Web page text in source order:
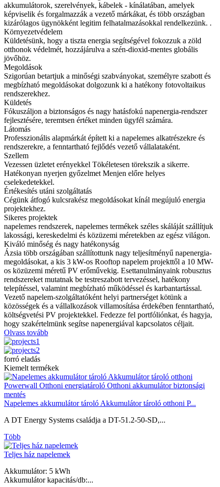
akkumulátorok, szerelvények, kábelek - kínálatában, amelyek
képviselik és forgalmazzák a vezető márkákat, és több országban
kizárólagos ügynökként legitim felhatalmazásokkal rendelkezünk. .
Környezetvédelem
Küldetésünk, hogy a tiszta energia segítségével fokozzuk a zöld
otthonok védelmét, hozzájárulva a szén-dioxid-mentes globális
jövőhöz.
Megoldások
Szigorúan betartjuk a minőségi szabványokat, személyre szabott és
megbízható megoldásokat dolgozunk ki a hatékony fotovoltaikus
rendszerekhez.
Küldetés
Fókuszáljon a biztonságos és nagy hatásfokú napenergia-rendszer
fejlesztésére, teremtsen értéket minden ügyfél számára.
Látomás
Professzionális alapmárkát épített ki a napelemes alkatrészekre és
rendszerekre, a fenntartható fejlődés vezető vállalataként.
Szellem
Vezessen üzletet erényekkel Tökéletesen törekszik a sikerre.
Hatékonyan nyerjen győzelmet Menjen előre helyes
cselekedetekkel.
Értékesítés utáni szolgáltatás
Cégünk átfogó kulcsrakész megoldásokat kínál megújuló energia
projektekhez.
Sikeres projektek
napelemes rendszerek, napelemes termékek széles skáláját szállítjuk
lakossági, kereskedelmi és közüzemi méretekben az egész világon.
Kiváló minőség és nagy hatékonyság
Ázsia több országában szállítottunk nagy teljesítményű napenergia-
megoldásokat, a kis 3 kW-os Rooftop napelem projekttől a 10 MW-
os közüzemi méretű PV erőművekig. Esettanulmányaink robusztus
rendszereket mutatnak be testreszabott tervezéssel, hatékony
telepítéssel, valamint megbízható működéssel és karbantartással.
Vezető napelem-szolgáltatóként helyi partnerséget kötünk a
közösségek és a vállalkozások villamosítása érdekében fenntartható,
költségvetési PV projektekkel. Fedezze fel portfóliónkat, és hagyja,
hogy szakértelmünk segítse napenergiával kapcsolatos céljait.
Olvass tovább
forró eladás
Kiemelt termékek
Napelemes akkumulátor tároló Akkumulátor tároló otthoni P...
A DT Energy Systems családja a DT-51.2-50-SD,...
Több
Teljes ház napelemek
Akkumulátor: 5 kWh
Akkumulátor kapacitás/db:...